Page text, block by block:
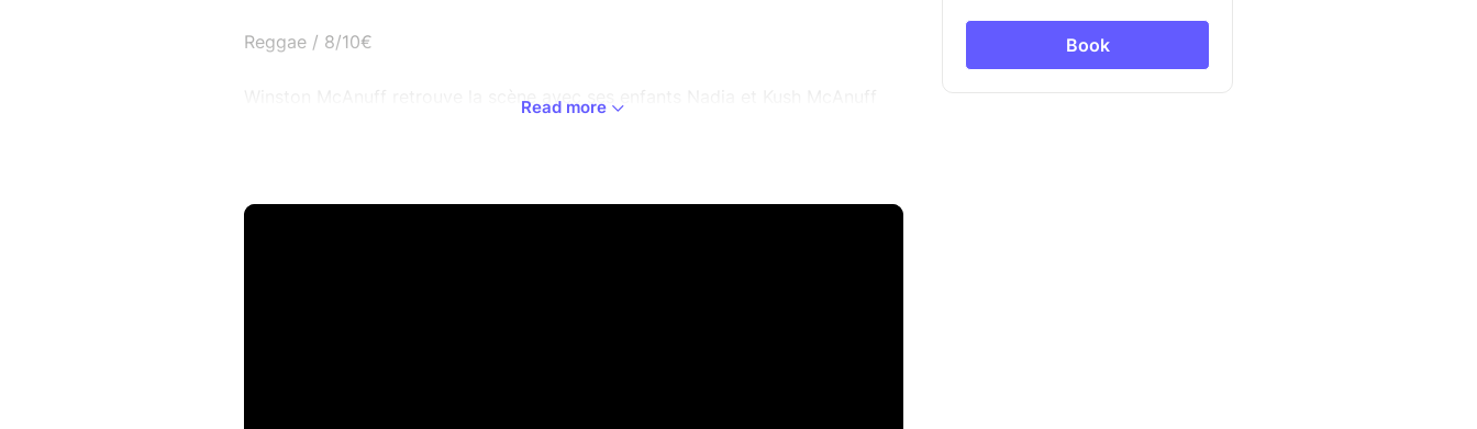
Reggae / 8/10€
Winston McAnuff retrouve la scène avec ses enfants Nadia et Kush McAnuff
Bazbaz à Java, il n'a cessé de tisser des collaborations audacieuses. Des
Read more
Book